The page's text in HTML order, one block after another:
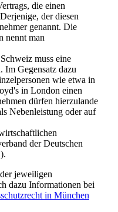
die einen
der diesen
genannt. Die
nennt man
muss eine
Im Gegensatz dazu
wie etwa in
in London einen
dürfen hierzulande
Nebenleistung oder auf
der Deutschen
jeweiligen
dazu Informationen bei
in München